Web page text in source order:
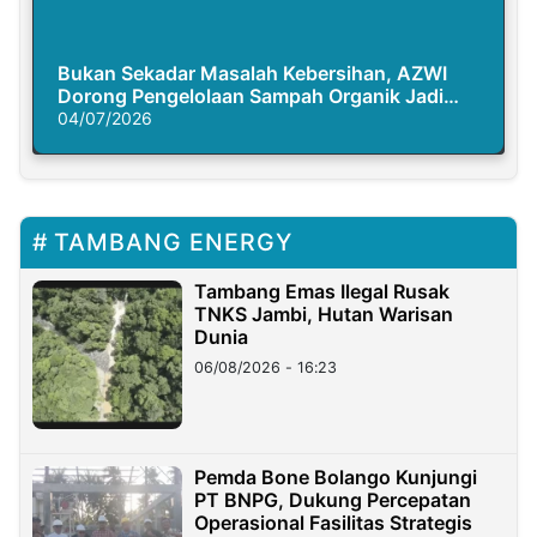
Bukan Sekadar Masalah Kebersihan, AZWI
Dorong Pengelolaan Sampah Organik Jadi
Solusi Krisis Iklim
04/07/2026
TAMBANG ENERGY
Tambang Emas Ilegal Rusak
TNKS Jambi, Hutan Warisan
Dunia
06/08/2026 - 16:23
Pemda Bone Bolango Kunjungi
PT BNPG, Dukung Percepatan
Operasional Fasilitas Strategis